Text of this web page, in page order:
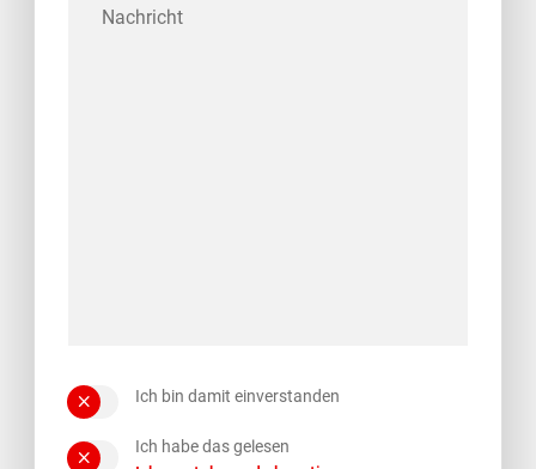
Ich bin damit einverstanden
Ich habe das gelesen